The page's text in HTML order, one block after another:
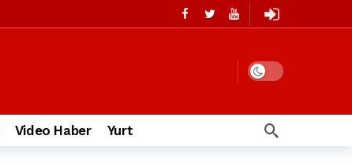
Video Haber Yurt